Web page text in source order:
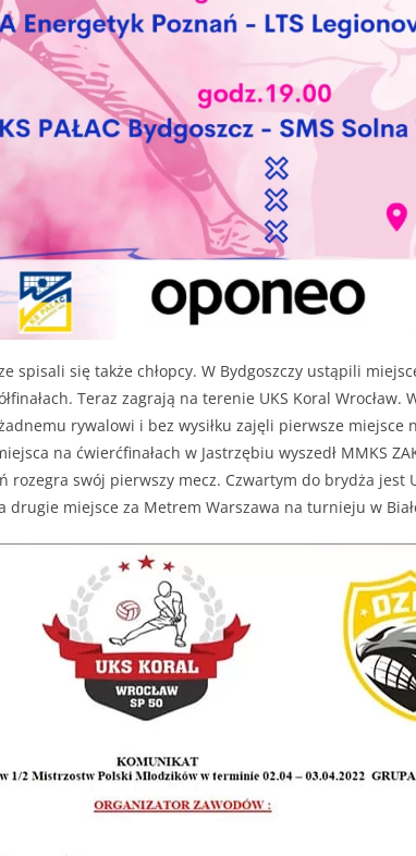
spisali się także chłopcy. W Bydgoszczy ustąpili
Teraz zagrają na terenie UKS Koral Wrocław.
rywalowi i bez wysiłku zajęli pierwsze miejsce
na ćwierćfinałach w Jastrzębiu wyszedł MMKS
rozegra swój pierwszy mecz. Czwartym do brydża jest
drugie miejsce za Metrem Warszawa na turnieju w